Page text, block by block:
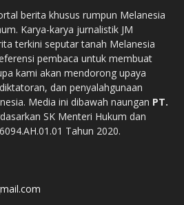
berita khusus rumpun Melanesia
Karya-karya jurnalistik JM
terkini seputar tanah Melanesia
pembaca untuk membuat
kami akan mendorong upaya
dan penyalahgunaan
Media ini dibawah naungan PT.
SK Menteri Hukum dan
Tahun 2020.